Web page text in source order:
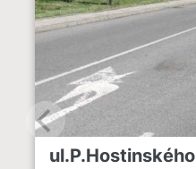
ul.P.Hostinského